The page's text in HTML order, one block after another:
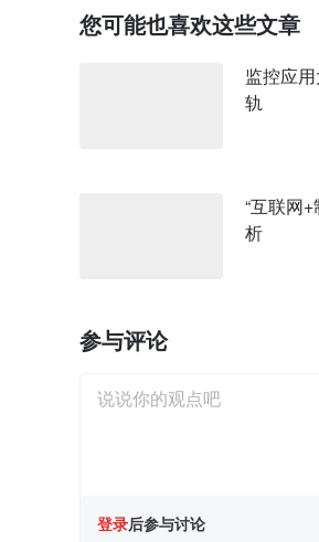
您可能也喜欢这些文章
监控应
轨
“互联网
析
参与评论
登录后参与讨论